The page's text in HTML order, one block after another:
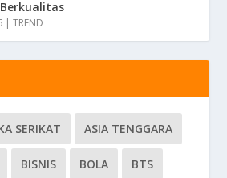
|TREND
SERIKAT ASIA TENGGARA
BISNIS BOLA BTS